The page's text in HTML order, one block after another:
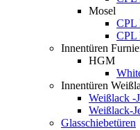
Mosel
CPL
CPL
Innentüren
HGM
Innentüren
Weißlack -
Weißlack-
Glasschiebetüren